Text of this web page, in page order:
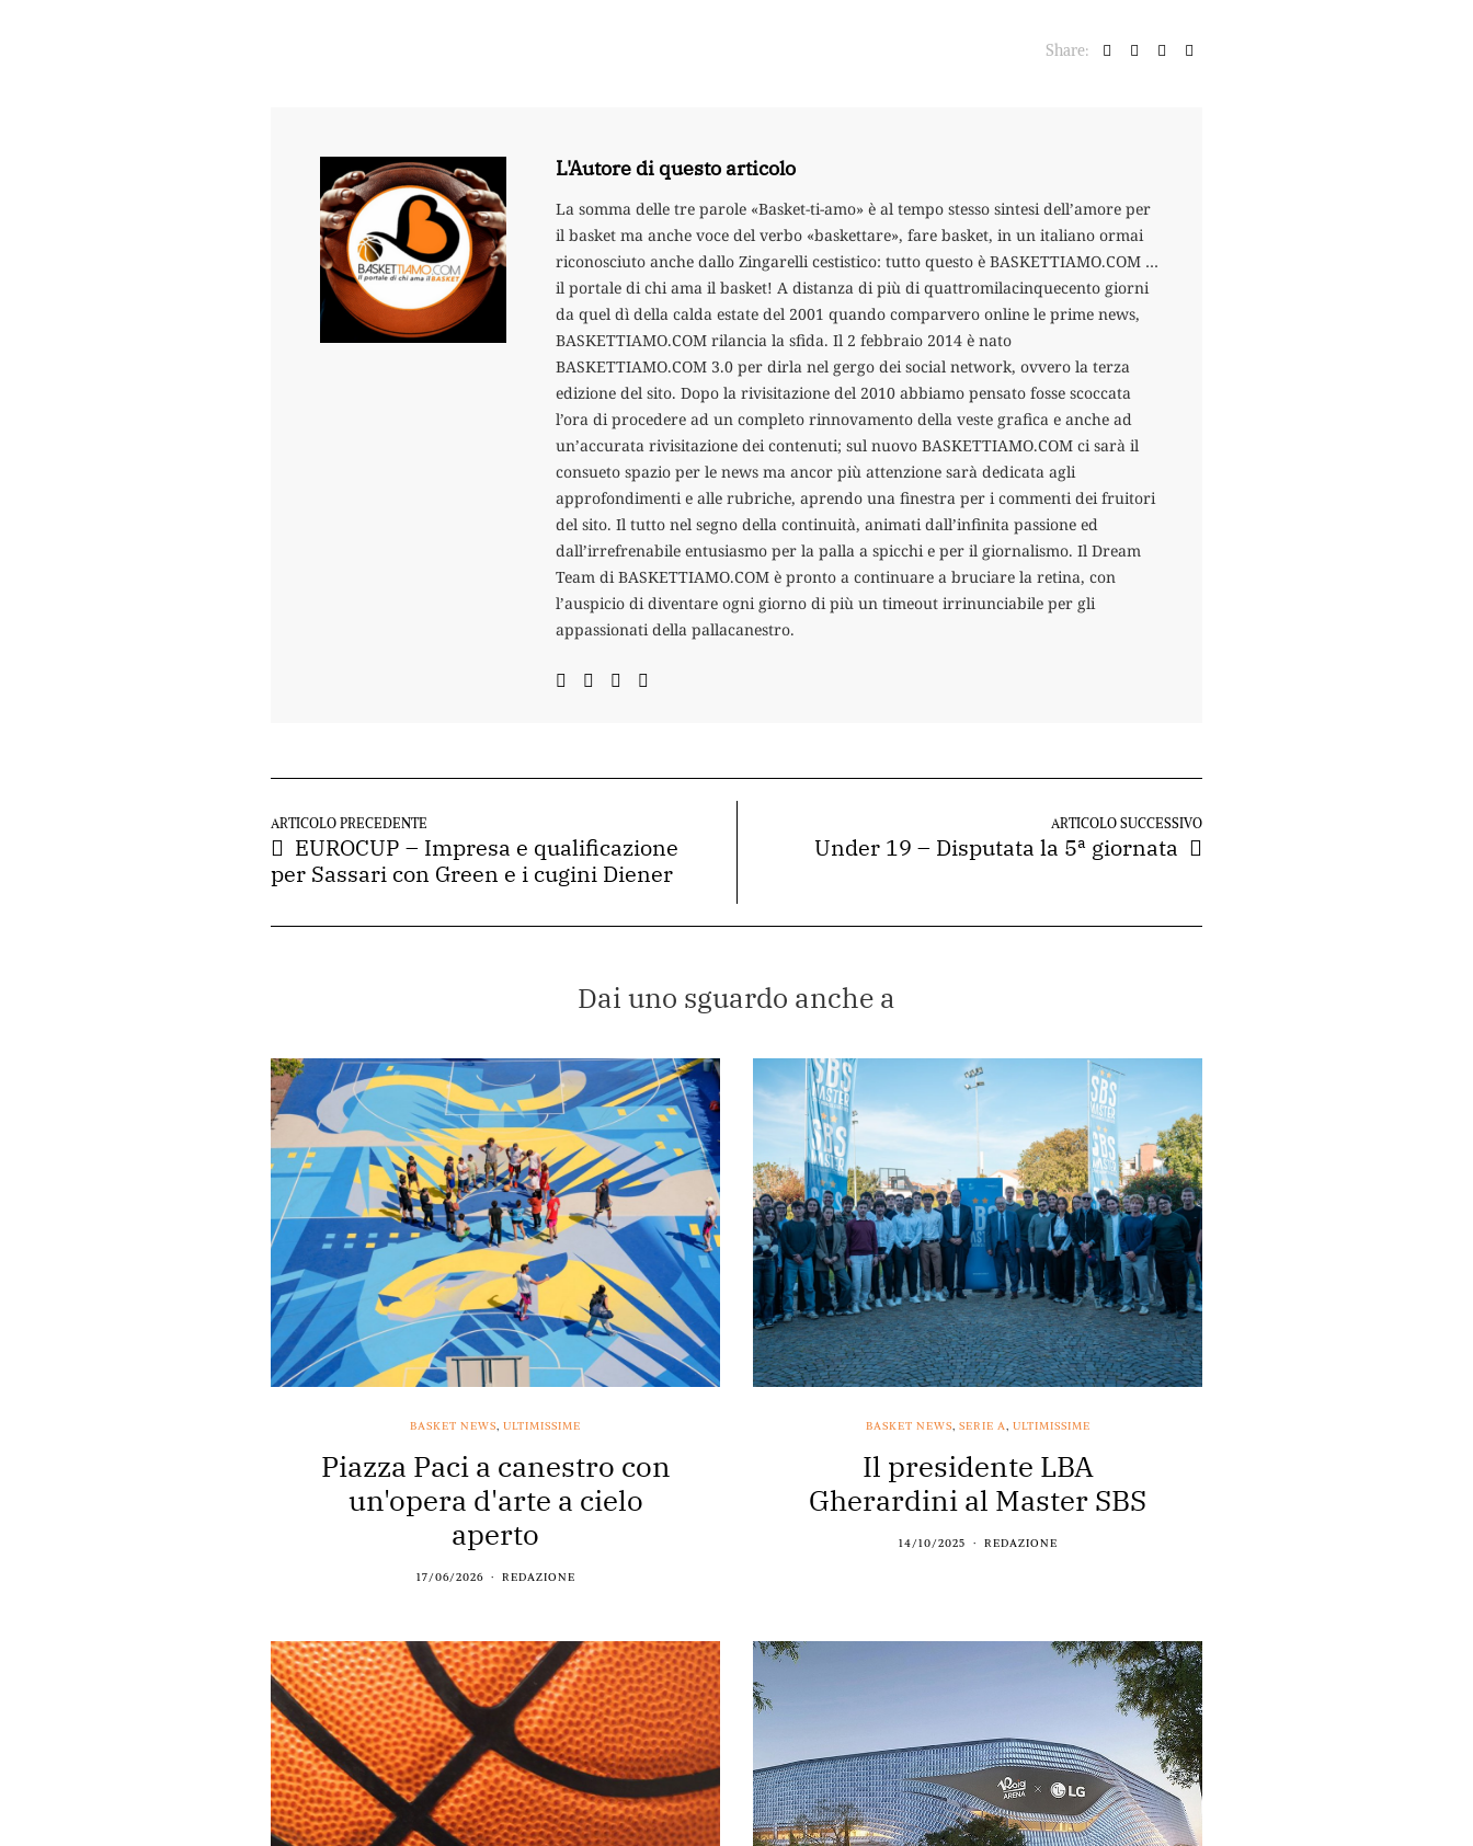
Share:
L'Autore di questo articolo
La somma delle tre parole «Basket-ti-amo» è al tempo stesso sintesi dell’amore per
il basket ma anche voce del verbo «baskettare», fare basket, in un italiano ormai
riconosciuto anche dallo Zingarelli cestistico: tutto questo è BASKETTIAMO.COM …
il portale di chi ama il basket! A distanza di più di quattromilacinquecento giorni
da quel dì della calda estate del 2001 quando comparvero online le prime news,
BASKETTIAMO.COM rilancia la sfida. Il 2 febbraio 2014 è nato
BASKETTIAMO.COM 3.0 per dirla nel gergo dei social network, ovvero la terza
edizione del sito. Dopo la rivisitazione del 2010 abbiamo pensato fosse scoccata
l’ora di procedere ad un completo rinnovamento della veste grafica e anche ad
un’accurata rivisitazione dei contenuti; sul nuovo BASKETTIAMO.COM ci sarà il
consueto spazio per le news ma ancor più attenzione sarà dedicata agli
approfondimenti e alle rubriche, aprendo una finestra per i commenti dei fruitori
del sito. Il tutto nel segno della continuità, animati dall’infinita passione ed
dall’irrefrenabile entusiasmo per la palla a spicchi e per il giornalismo. Il Dream
Team di BASKETTIAMO.COM è pronto a continuare a bruciare la retina, con
l’auspicio di diventare ogni giorno di più un timeout irrinunciabile per gli
appassionati della pallacanestro.
ARTICOLO PRECEDENTE
EUROCUP – Impresa e qualificazione
per Sassari con Green e i cugini Diener
ARTICOLO SUCCESSIVO
Under 19 – Disputata la 5ª giornata
Dai uno sguardo anche a
BASKET NEWS, ULTIMISSIME
Piazza Paci a canestro con
un'opera d'arte a cielo
aperto
17/06/2026 REDAZIONE
BASKET NEWS, SERIE A, ULTIMISSIME
Il presidente LBA
Gherardini al Master SBS
14/10/2025 REDAZIONE